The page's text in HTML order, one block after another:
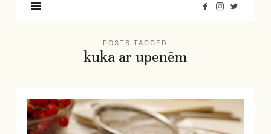
POSTS TAGGED
kuka ar upenēm